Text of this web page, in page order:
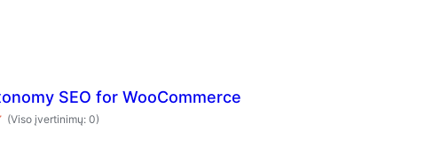
SEO for WooCommerce
(Viso įvertinimų: 0)